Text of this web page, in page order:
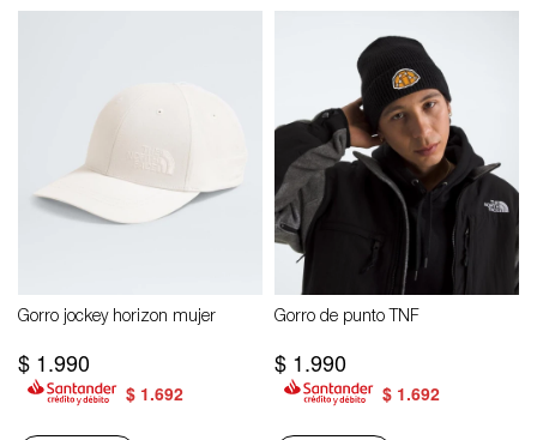
Gorro jockey horizon mujer
$ 1.990
$ 1.692
Gorro de punto TNF
$ 1.990
$ 1.692